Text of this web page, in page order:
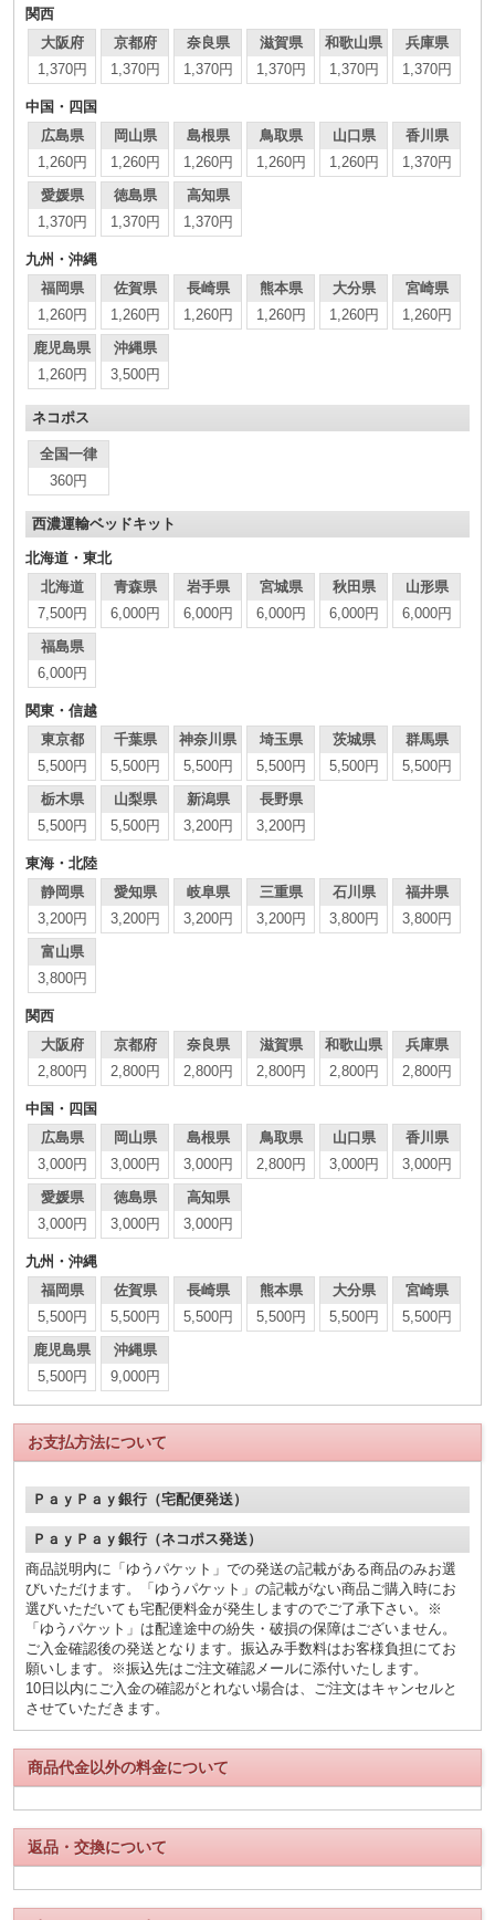
関西
大阪府
1,370円
京都府
1,370円
奈良県
1,370円
滋賀県
1,370円
和歌山県
1,370円
兵庫県
1,370円
中国・四国
広島県
1,260円
岡山県
1,260円
島根県
1,260円
鳥取県
1,260円
山口県
1,260円
香川県
1,370円
愛媛県
1,370円
徳島県
1,370円
高知県
1,370円
九州・沖縄
福岡県
1,260円
佐賀県
1,260円
長崎県
1,260円
熊本県
1,260円
大分県
1,260円
宮崎県
1,260円
鹿児島県
1,260円
沖縄県
3,500円
ネコポス
全国一律
360円
西濃運輸ベッドキット
北海道・東北
北海道
7,500円
青森県
6,000円
岩手県
6,000円
宮城県
6,000円
秋田県
6,000円
山形県
6,000円
福島県
6,000円
関東・信越
東京都
5,500円
千葉県
5,500円
神奈川県
5,500円
埼玉県
5,500円
茨城県
5,500円
群馬県
5,500円
栃木県
5,500円
山梨県
5,500円
新潟県
3,200円
長野県
3,200円
東海・北陸
静岡県
3,200円
愛知県
3,200円
岐阜県
3,200円
三重県
3,200円
石川県
3,800円
福井県
3,800円
富山県
3,800円
関西
大阪府
2,800円
京都府
2,800円
奈良県
2,800円
滋賀県
2,800円
和歌山県
2,800円
兵庫県
2,800円
中国・四国
広島県
3,000円
岡山県
3,000円
島根県
3,000円
鳥取県
2,800円
山口県
3,000円
香川県
3,000円
愛媛県
3,000円
徳島県
3,000円
高知県
3,000円
九州・沖縄
福岡県
5,500円
佐賀県
5,500円
長崎県
5,500円
熊本県
5,500円
大分県
5,500円
宮崎県
5,500円
鹿児島県
5,500円
沖縄県
9,000円
お支払方法について
ＰａｙＰａｙ銀行（宅配便発送）
ＰａｙＰａｙ銀行（ネコポス発送）
商品説明内に「ゆうパケット」での発送の記載がある商品のみお選
びいただけます。「ゆうパケット」の記載がない商品ご購入時にお
選びいただいても宅配便料金が発生しますのでご了承下さい。※
「ゆうパケット」は配達途中の紛失・破損の保障はございません。
ご入金確認後の発送となります。振込み手数料はお客様負担にてお
願いします。※振込先はご注文確認メールに添付いたします。
10日以内にご入金の確認がとれない場合は、ご注文はキャンセルと
させていただきます。
商品代金以外の料金について
返品・交換について